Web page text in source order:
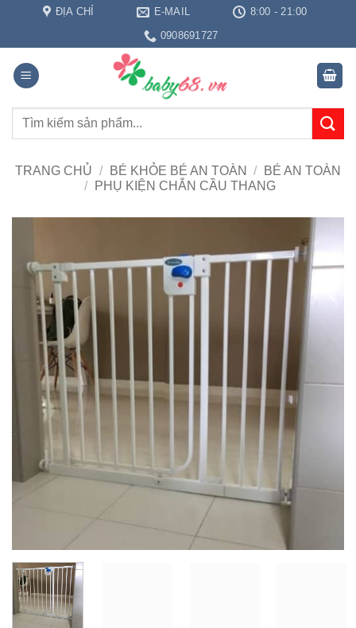
nội
dung
ĐỊA CHỈ E-MAIL
8:00 - 21:00
0908691727
Tìm
TRANG CHỦ / BÉ KHỎE BÉ AN TOÀN /
BÉ AN TOÀN
/
PHỤ KIỆN CHẮN CẦU THANG